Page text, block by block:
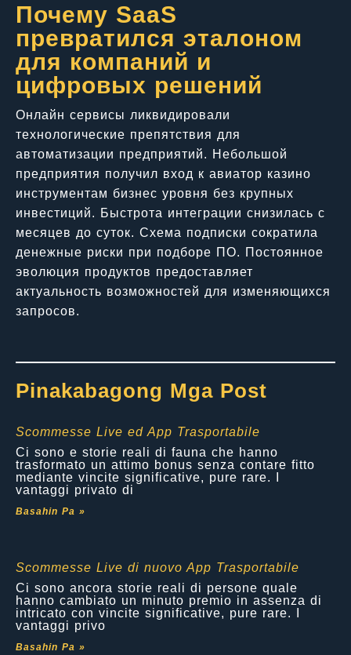
Почему SaaS
превратился эталоном
для компаний и
цифровых решений
Онлайн сервисы ликвидировали
технологические препятствия для
автоматизации предприятий. Небольшой
предприятия получил вход к авиатор казино
инструментам бизнес уровня без крупных
инвестиций. Быстрота интеграции снизилась с
месяцев до суток. Схема подписки сократила
денежные риски при подборе ПО. Постоянное
эволюция продуктов предоставляет
актуальность возможностей для изменяющихся
запросов.
Pinakabagong Mga Post
Scommesse Live ed App Trasportabile
Ci sono e storie reali di fauna che hanno
trasformato un attimo bonus senza contare fitto
mediante vincite significative, pure rare. I
vantaggi privato di
Basahin Pa »
Scommesse Live di nuovo App Trasportabile
Ci sono ancora storie reali di persone quale
hanno cambiato un minuto premio in assenza di
intricato con vincite significative, pure rare. I
vantaggi privo
Basahin Pa »